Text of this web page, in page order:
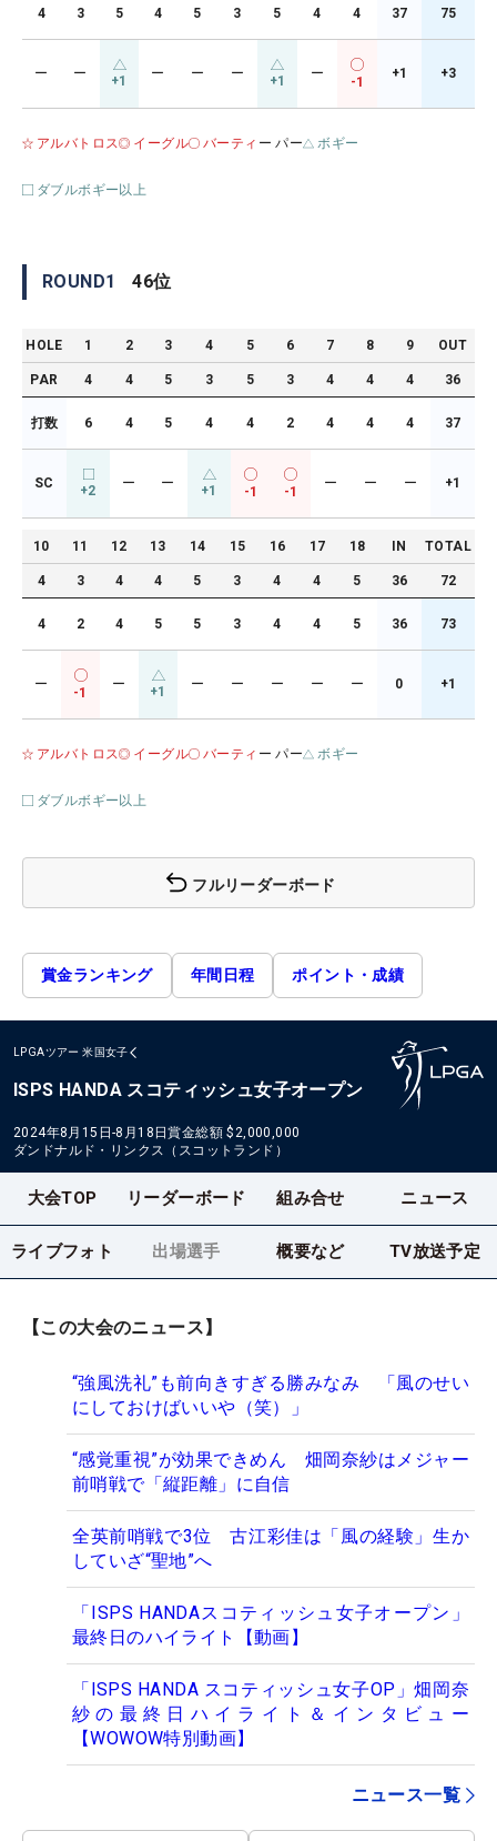
4 3 5 4 5 3 5 4 4 37 75
ー ー +1 ー ー ー +1 ー
-1
+1 +3
アルバトロス イーグル バーティ ー パー ボギー
ダブルボギー以上
ROUND1 46位
HOLE 1 2 3 4 5 6 7 8 9 OUT
PAR 4 4 5 3 5 3 4 4 4 36
打数 6 4 5 4 4 2 4 4 4 37
SC +2 ー ー +1 -1 -1
ー ー ー +1
10 11 12 13 14 15 16 17 18 IN TOTAL
4 3 4 4 5 3 4 4 5 36 72
4 2 4 5 5 3 4 4 5 36 73
ー
-1
ー +1 ー ー ー ー ー 0 +1
アルバトロス イーグル バーティ ー パー ボギー
ダブルボギー以上
フルリーダーボード
賞金ランキング 年間日程 ポイント・成績
LPGAツアー 米国女子
ISPS HANDA スコティッシュ女子オープン
2024年8月15日-8月18日賞金総額 $2,000,000
ダンドナルド・リンクス（スコットランド）
大会TOP リーダーボード 組み合せ ニュース
ライブフォト 出場選手 概要など TV放送予定
【この大会のニュース】
“強風洗礼”も前向きすぎる勝みなみ 「風のせい
にしておけばいいや（笑）」
“感覚重視”が効果できめん 畑岡奈紗はメジャー
前哨戦で「縦距離」に自信
全英前哨戦で3位 古江彩佳は「風の経験」生か
していざ“聖地”へ
「ISPS HANDAスコティッシュ女子オープン」
最終日のハイライト【動画】
「ISPS HANDA スコティッシュ女子OP」畑岡奈
紗の最終日ハイライト＆インタビュー
【WOWOW特別動画】
ニュース一覧